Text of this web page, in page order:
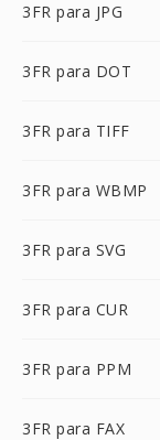
3FR para JPG
3FR para DOT
3FR para TIFF
3FR para WBMP
3FR para SVG
3FR para CUR
3FR para PPM
3FR para FAX